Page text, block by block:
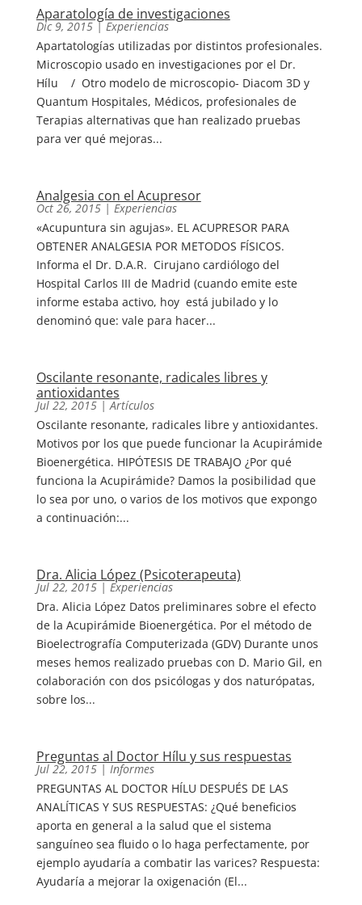
Aparatología de investigaciones
Dic 9, 2015|Experiencias
Apartatologías utilizadas por distintos profesionales.
Microscopio usado en investigaciones por el Dr.
Hílu / Otro modelo de microscopio- Diacom 3D y
Quantum Hospitales, Médicos, profesionales de
Terapias alternativas que han realizado pruebas
para ver qué mejoras...
Analgesia con el Acupresor
Oct 26, 2015| Experiencias
«Acupuntura sin agujas». EL ACUPRESOR PARA
OBTENER ANALGESIA POR METODOS FÍSICOS.
Informa el Dr. D.A.R. Cirujano cardiólogo del
Hospital Carlos III de Madrid (cuando emite este
informe estaba activo, hoy está jubilado y lo
denominó que: vale para hacer...
Oscilante resonante, radicales libres y
antioxidantes
Jul 22, 2015|Artículos
Oscilante resonante, radicales libre y antioxidantes.
Motivos por los que puede funcionar la Acupirámide
Bioenergética. HIPÓTESIS DE TRABAJO ¿Por qué
funciona la Acupirámide? Damos la posibilidad que
lo sea por uno, o varios de los motivos que expongo
a continuación:...
Dra. Alicia López (Psicoterapeuta)
Jul 22, 2015| Experiencias
Dra. Alicia López Datos preliminares sobre el efecto
de la Acupirámide Bioenergética. Por el método de
Bioelectrografía Computerizada (GDV) Durante unos
meses hemos realizado pruebas con D. Mario Gil, en
colaboración con dos psicólogas y dos naturópatas,
sobre los...
Preguntas al Doctor Hílu y sus respuestas
Jul 22, 2015| Informes
PREGUNTAS AL DOCTOR HÍLU DESPUÉS DE LAS
ANALÍTICAS Y SUS RESPUESTAS: ¿Qué beneficios
aporta en general a la salud que el sistema
sanguíneo sea fluido o lo haga perfectamente, por
ejemplo ayudaría a combatir las varices? Respuesta:
Ayudaría a mejorar la oxigenación (El...